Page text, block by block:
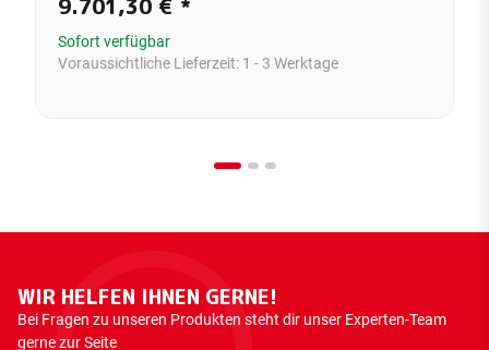
9.701,30 € *
Sofort verfügbar
Voraussichtliche Lieferzeit: 1 - 3 Werktage
WIR HELFEN IHNEN GERNE!
Bei Fragen zu unseren Produkten steht dir unser Experten-Team
gerne zur Seite